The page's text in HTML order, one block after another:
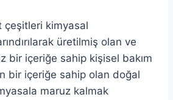
çeşitleri kimyasal
üretilmiş olan ve
bir içeriğe sahip kişisel bakım
bir içeriğe sahip olan doğal
maruz kalmak